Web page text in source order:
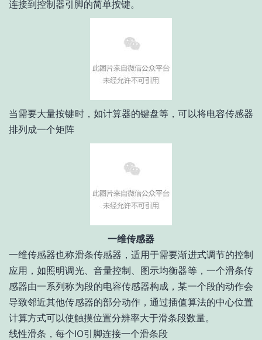
连接到控制器引脚的简单按键。
当需要大量按键时，如计算器的键盘等，可以将电容传感器
排列成一个矩阵
一维传感器
一维传感器也称滑条传感器，适用于需要渐进式调节的控制
应用，如照明调光、音量控制、图示均衡器等，一个滑条传
感器由一系列称为段的电容传感器构成，某一个段的动作会
导致邻近其他传感器的部分动作，通过插值算法的中心位置
计算方式可以使触摸位置分辨率大于滑条段数量。
线性滑条，每个IO引脚连接一个滑条段